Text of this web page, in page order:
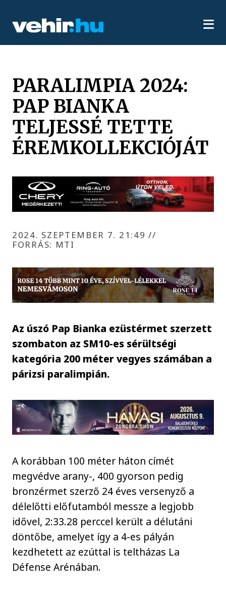
PARALIMPIA 2024:
PAP BIANKA
TELJESSÉ TETTE
ÉREMKOLLEKCIÓJÁT
2024. SZEPTEMBER 7. 21:49//
FORRÁS: MTI
Az úszó Pap Bianka ezüstérmet szerzett
szombaton az SM10-es sérültségi
kategória 200 méter vegyes számában a
párizsi paralimpián.
A korábban 100 méter háton címét
megvédve arany-, 400 gyorson pedig
bronzérmet szerző 24 éves versenyző a
délelőtti előfutamból messze a legjobb
idővel, 2:33.28 perccel került a délutáni
döntőbe, amelyet így a 4-es pályán
kezdhetett az ezúttal is teltházas La
Défense Arénában.